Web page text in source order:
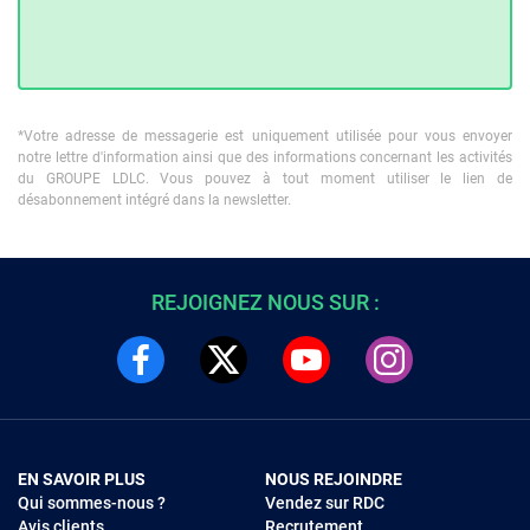
*Votre adresse de messagerie est uniquement utilisée pour vous envoyer
notre lettre d'information ainsi que des informations concernant les activités
du GROUPE LDLC. Vous pouvez à tout moment utiliser le lien de
désabonnement intégré dans la newsletter.
REJOIGNEZ NOUS SUR :
EN SAVOIR PLUS
Qui sommes-nous ?
NOUS REJOINDRE
Vendez sur RDC